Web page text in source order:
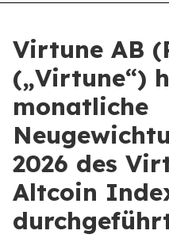
Virtune AB
(„Virtune“)
monatliche
2026 des
Altcoin